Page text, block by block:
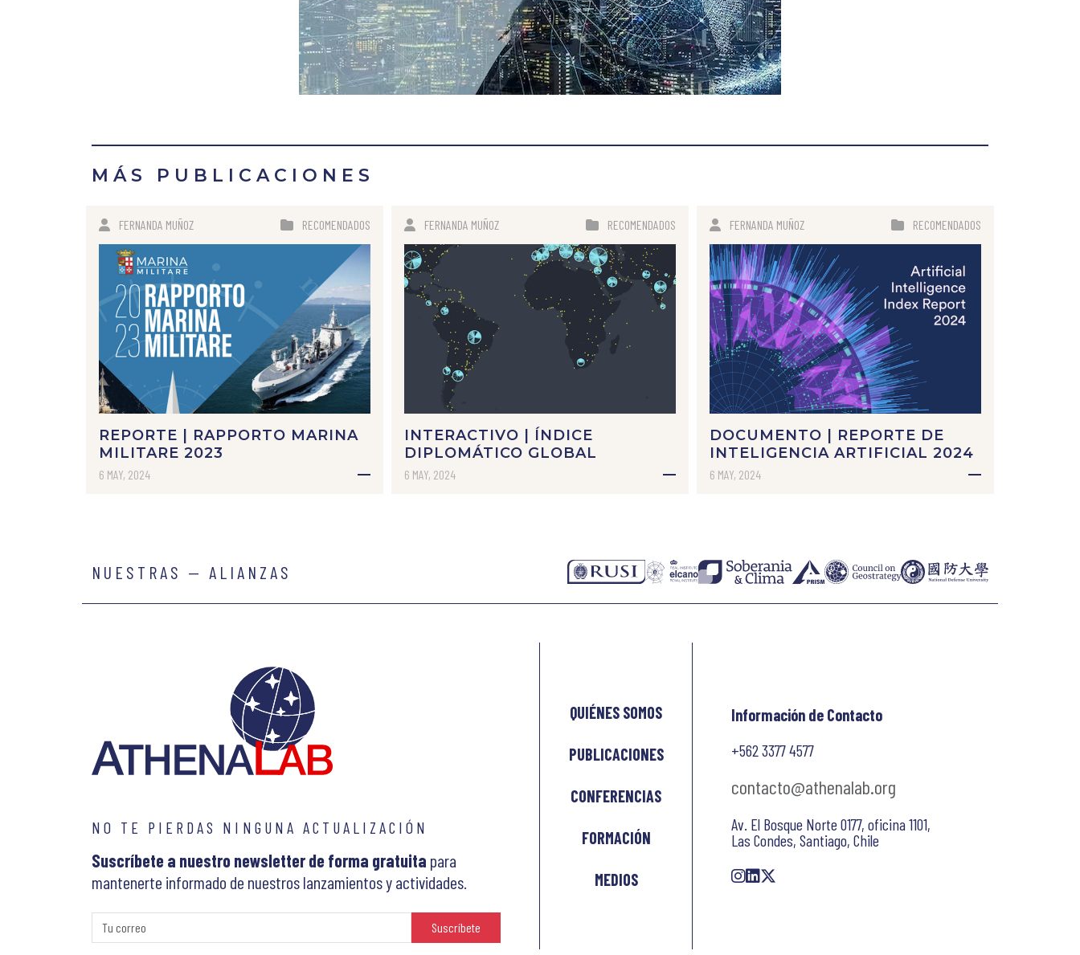
MÁS PUBLICACIONES
FERNANDA MUÑOZ RECOMENDADOS
REPORTE | RAPPORTO MARINA
MILITARE 2023
6 MAY, 2024
FERNANDA MUÑOZ RECOMENDADOS
INTERACTIVO | ÍNDICE
DIPLOMÁTICO GLOBAL
6 MAY, 2024
FERNANDA MUÑOZ RECOMENDADOS
DOCUMENTO | REPORTE DE
INTELIGENCIA ARTIFICIAL 2024
6 MAY, 2024
NUESTRAS — ALIANZAS
NO TE PIERDAS NINGUNA ACTUALIZACIÓN
Suscríbete a nuestro newsletter de forma gratuita para
mantenerte informado de nuestros lanzamientos y actividades.
Suscríbete
QUIÉNES SOMOS
PUBLICACIONES
CONFERENCIAS
FORMACIÓN
MEDIOS
Información de Contacto
+562 3377 4577
contacto@athenalab.org
Av. El Bosque Norte 0177, oficina 1101,
Las Condes, Santiago, Chile